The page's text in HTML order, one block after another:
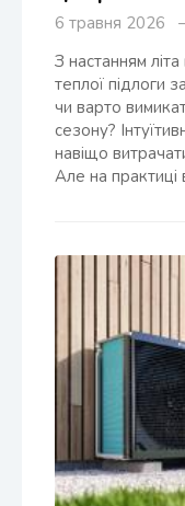
6 травня
З настанням
теплої підлоги
чи варто
сезону?
навіщо
Але на практиці